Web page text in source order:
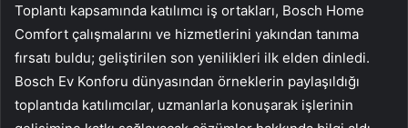
Toplantı kapsamında katılımcı iş ortakları, Bosch Home
Comfort çalışmalarını ve hizmetlerini yakından tanıma
fırsatı buldu; geliştirilen son yenilikleri ilk elden dinledi.
Bosch Ev Konforu dünyasından örneklerin paylaşıldığı
toplantıda katılımcılar, uzmanlarla konuşarak işlerinin